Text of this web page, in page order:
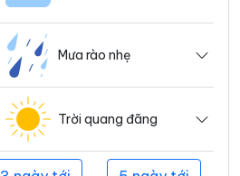
Mưa rào nhẹ
Trời quang đãng